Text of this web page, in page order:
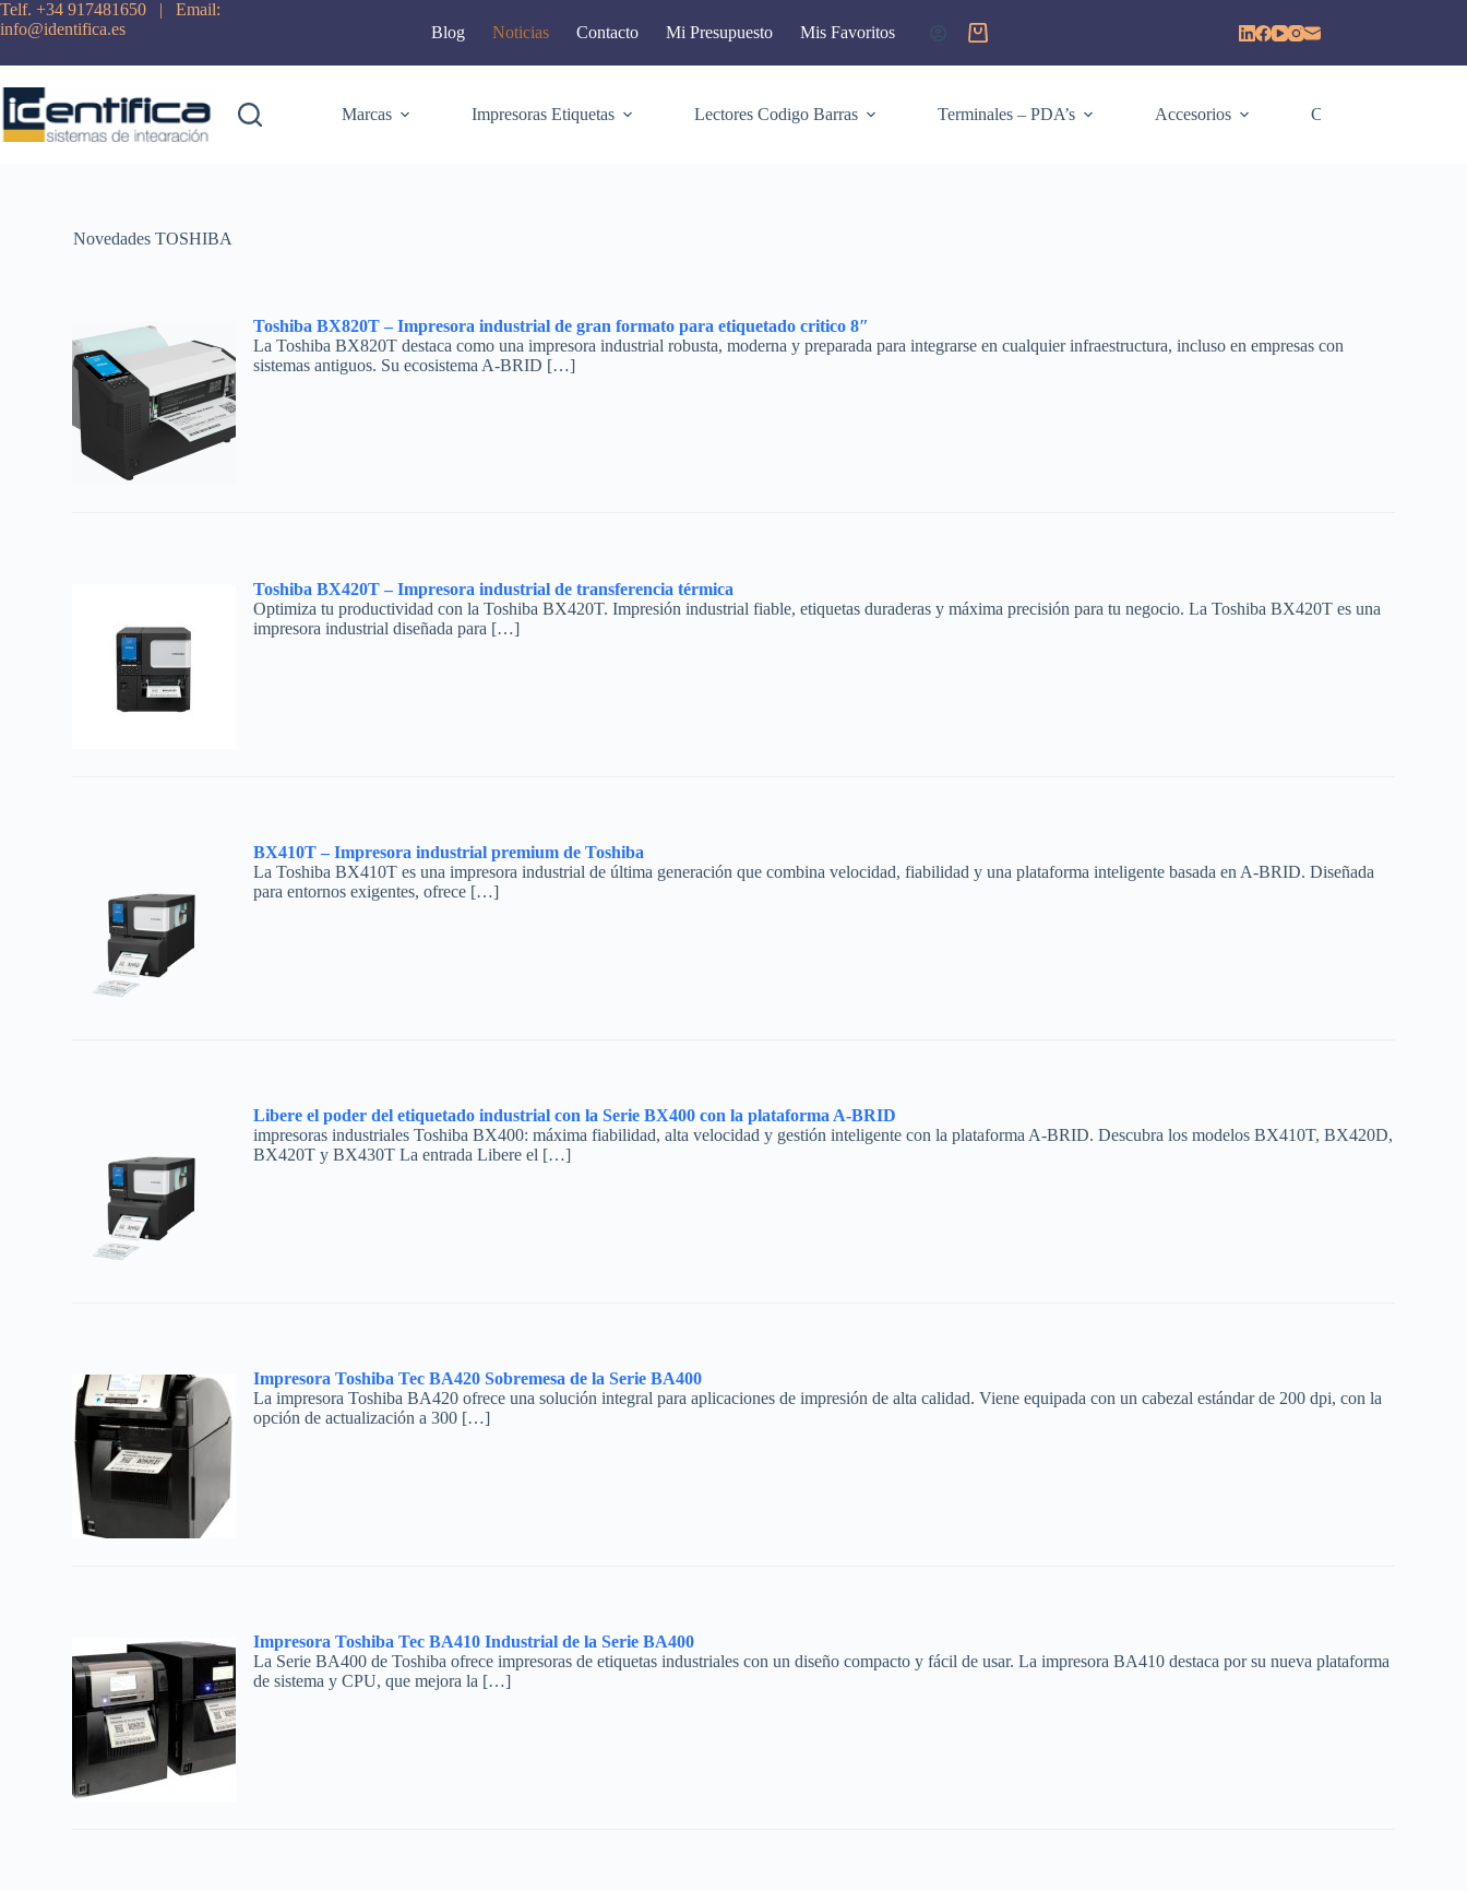
Saltar
al
Telf. +34 917481650 | Email:
info@identifica.es
Blog Noticias Contacto Mi Presupuesto Mis Favoritos
Carro
Marcas
Impresoras Etiquetas Lectores Codigo Barras Terminales – PDA’s Accesorios Consumibles
Novedades TOSHIBA
Toshiba BX820T – Impresora industrial de gran formato para etiquetado critico 8″
La Toshiba BX820T destaca como una impresora industrial robusta, moderna y preparada para integrarse en cualquier infraestructura, incluso en empresas con
sistemas antiguos. Su ecosistema A‑BRID […]
Toshiba BX420T – Impresora industrial de transferencia térmica
Optimiza tu productividad con la Toshiba BX420T. Impresión industrial fiable, etiquetas duraderas y máxima precisión para tu negocio. La Toshiba BX420T es una
impresora industrial diseñada para […]
BX410T – Impresora industrial premium de Toshiba
La Toshiba BX410T es una impresora industrial de última generación que combina velocidad, fiabilidad y una plataforma inteligente basada en A‑BRID. Diseñada
para entornos exigentes, ofrece […]
Libere el poder del etiquetado industrial con la Serie BX400 con la plataforma A-BRID
impresoras industriales Toshiba BX400: máxima fiabilidad, alta velocidad y gestión inteligente con la plataforma A‑BRID. Descubra los modelos BX410T, BX420D,
BX420T y BX430T La entrada Libere el […]
Impresora Toshiba Tec BA420 Sobremesa de la Serie BA400
La impresora Toshiba BA420 ofrece una solución integral para aplicaciones de impresión de alta calidad. Viene equipada con un cabezal estándar de 200 dpi, con la
opción de actualización a 300 […]
Impresora Toshiba Tec BA410 Industrial de la Serie BA400
La Serie BA400 de Toshiba ofrece impresoras de etiquetas industriales con un diseño compacto y fácil de usar. La impresora BA410 destaca por su nueva plataforma
de sistema y CPU, que mejora la […]